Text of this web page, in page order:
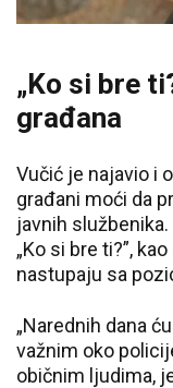
„Ko si bre
građana
Vučić je najavio i
građani moći da
javnih
„Ko si bre ti?”,
nastupaju sa
„Narednih dana
važnim oko
običnim ljudima,